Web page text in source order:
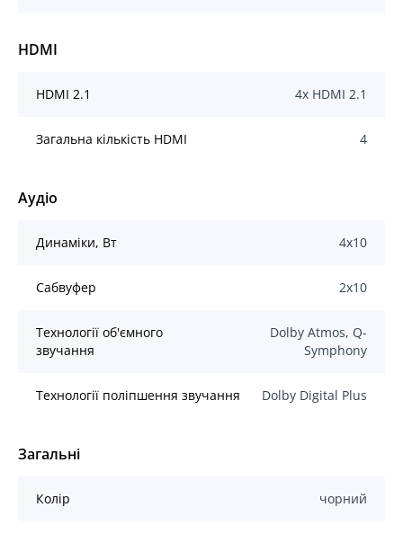
HDMI
HDMI 2.1 4x HDMI 2.1
Загальна кількість HDMI 4
Аудіо
Динаміки, Вт 4x10
Сабвуфер 2x10
Технології об'ємного
звучання
Dolby Atmos, Q-
Symphony
Технології поліпшення звучання Dolby Digital Plus
Загальні
Колір чорний